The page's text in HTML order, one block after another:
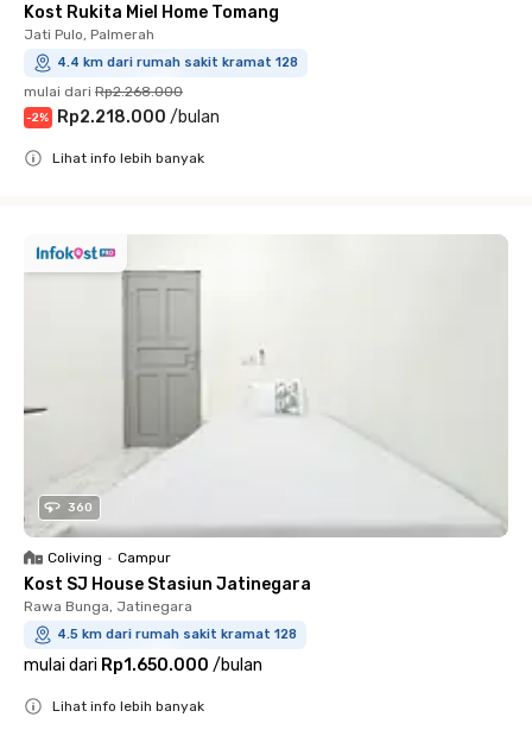
Kost Rukita Miel Home Tomang
Jati Pulo, Palmerah
4.4 km dari rumah sakit kramat 128
mulai dari Rp2.268.000
-2% Rp2.218.000 /bulan
Lihat info lebih banyak
360
Coliving • Campur
Kost SJ House Stasiun Jatinegara
Rawa Bunga, Jatinegara
4.5 km dari rumah sakit kramat 128
mulai dari Rp1.650.000 /bulan
Lihat info lebih banyak